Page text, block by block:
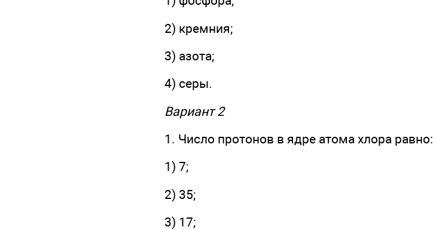
2) кремния;
3) азота;
4) серы.
Вариант 2
1. Число протонов в ядре атома хлора равно:
1) 7;
2) 35;
3) 17;